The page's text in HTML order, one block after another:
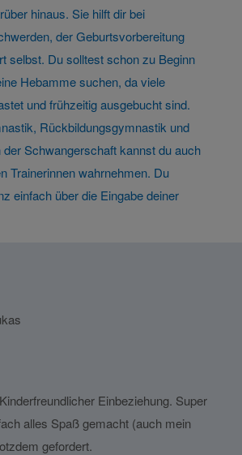
hinaus. Sie hilft dir bei
der Geburtsvorbereitung
selbst. Du solltest schon zu Beginn
Hebamme suchen, da viele
und frühzeitig ausgebucht sind.
Rückbildungsgymnastik und
Schwangerschaft kannst du auch
Trainerinnen wahrnehmen. Du
einfach über die Eingabe deiner
Einbeziehung. Super
alles Spaß gemacht (auch mein
gefordert.